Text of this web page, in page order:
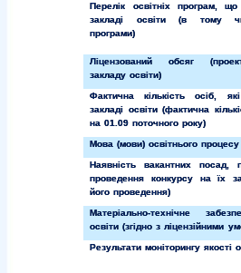
Перелік освітніх програм,
закладі освіти (в тому
програми)
Ліцензований обсяг
закладу освіти)
Фактична кількість осіб,
закладі освіти (фактична
на 01.09 поточного року)
Мова (мови) освітнього процесу
Наявність вакантних посад,
проведення конкурсу на їх
його проведення)
Матеріально-технічне
освіти (згідно з ліцензійними
Результати моніторингу якості